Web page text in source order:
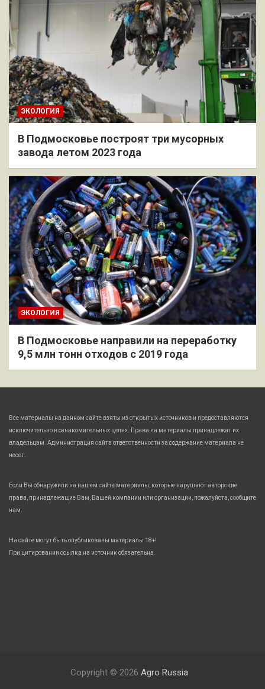
ЭКОЛОГИЯ
В Подмосковье построят три мусорных
завода летом 2023 года
ЭКОЛОГИЯ
В Подмосковье направили на переработку
9,5 млн тонн отходов с 2019 года
Все материалы на данном сайте взяты из открытых источников и предоставляются
исключительно в ознакомительных целях. Права на материалы принадлежат их
владельцам. Администрация сайта ответственности за содержание материала не
несет.
Если Вы обнаружили на нашем сайте материалы, которые нарушают авторские
права, принадлежащие Вам, Вашей компании или организации, пожалуйста, сообщите
нам.
На сайте могут быть опубликованы материалы 18+!
При цитировании ссылка на источник обязательна.
Copyright © 2026 Agro Russia.